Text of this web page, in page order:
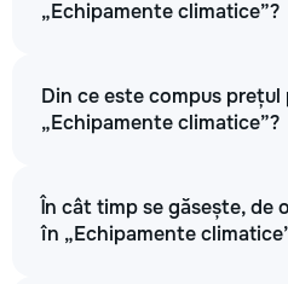
„Echipamente climatice”?
Din ce este compus
„Echipamente climatice”?
În cât timp se găsește, de
în „Echipamente